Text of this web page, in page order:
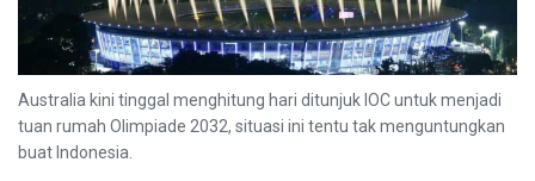
Australia kini tinggal menghitung hari ditunjuk IOC untuk menjadi
tuan rumah Olimpiade 2032, situasi ini tentu tak menguntungkan
buat Indonesia.